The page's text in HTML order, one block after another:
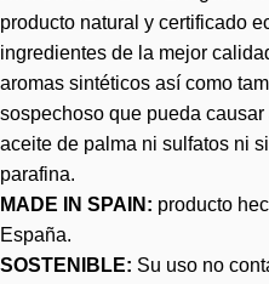
producto natural y certificado
ingredientes de la mejor
aromas sintéticos así como
sospechoso que pueda
aceite de palma ni sulfatos ni
parafina.
MADE IN SPAIN: producto
España.
SOSTENIBLE: Su uso no